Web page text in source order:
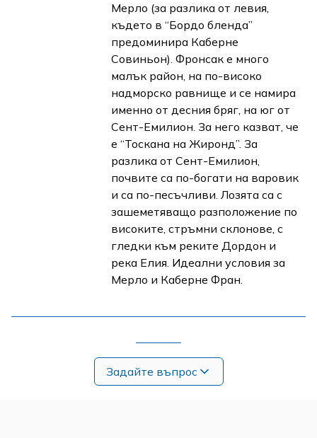
Мерло (за разлика от левия,
където в “Бордо бленда”
предоминира Каберне
Совиньон). Фронсак e много
малък район, на по-високо
надморско равнище и се намира
именно от десния бряг, на юг от
Сент-Емилион. За него казват, че
е “Тоскана на Жиронд”. За
разлика от Сент-Емилион,
почвите са по-богати на варовик
и са по-песъчливи. Лозята са с
зашеметяващо разположение по
високите, стръмни склонове, с
гледки към реките Дордон и
река Елия. Идеални условия за
Мерло и Каберне Фран.
Задайте въпрос